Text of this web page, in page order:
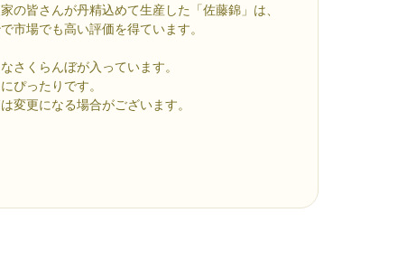
の皆さんが丹精込めて生産した「佐藤錦」は、
市場でも高い評価を得ています。
さくらんぼが入っています。
ぴったりです。
変更になる場合がございます。